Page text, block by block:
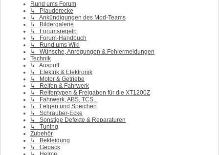
Rund ums Forum
↳ Plauderecke
↳ Ankündigungen des Mod-Teams
↳ Bildergalerie
↳ Forumsregeln
↳ Forum-Handbuch
↳ Rund ums Wiki
↳ Wünsche, Anregungen & Fehlermeldungen
Technik
↳ Auspuff
↳ Elektrik & Elektronik
↳ Motor & Getriebe
↳ Reifen & Fahrwerk
↳ Reifentypen & Freigaben für die XT1200Z
↳ Fahrwerk, ABS, TCS...
↳ Felgen und Speichen
↳ Schrauber-Ecke
↳ Sonstige Defekte & Reparaturen
↳ Tuning
Zubehör
↳ Bekleidung
↳ Gepäck